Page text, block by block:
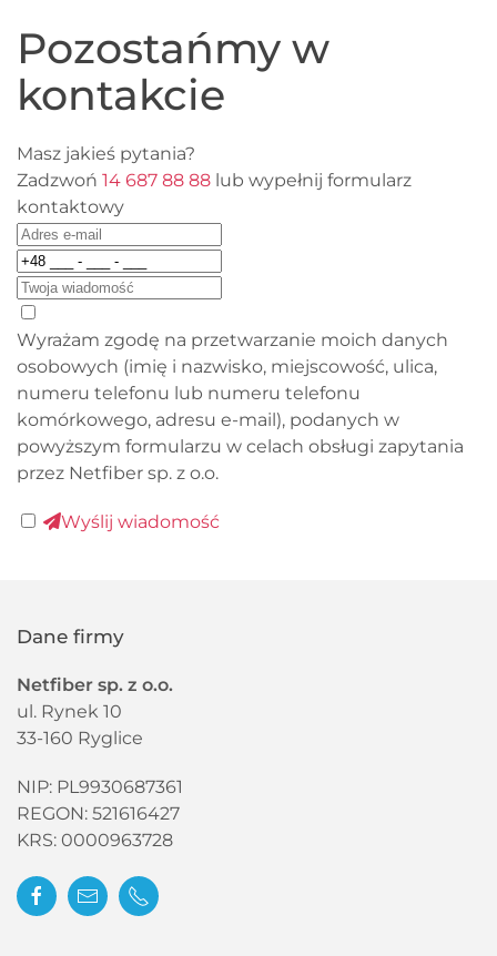
Pozostańmy w
kontakcie
Masz jakieś pytania?
Zadzwoń 14 687 88 88 lub wypełnij formularz
kontaktowy
Wyrażam zgodę na przetwarzanie moich danych
osobowych (imię i nazwisko, miejscowość, ulica,
numeru telefonu lub numeru telefonu
komórkowego, adresu e-mail), podanych w
powyższym formularzu w celach obsługi zapytania
przez Netfiber sp. z o.o.
Wyślij wiadomość
Dane firmy
Netfiber sp. z o.o.
ul. Rynek 10
33-160 Ryglice
NIP: PL9930687361
REGON: 521616427
KRS: 0000963728